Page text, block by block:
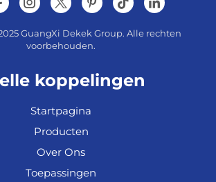
GuangXi Dekek Group. Alle rechten
voorbehouden.
koppelingen
Startpagina
Producten
Over Ons
Toepassingen